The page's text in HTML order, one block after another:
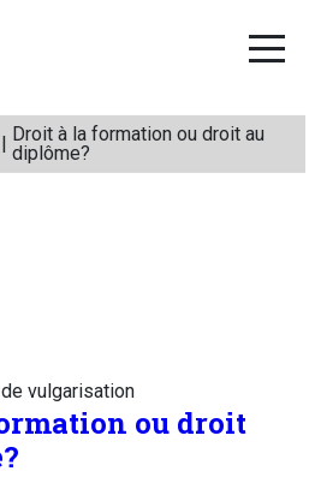
Droit à la formation ou droit au
diplôme?
vulgarisation
ou droit